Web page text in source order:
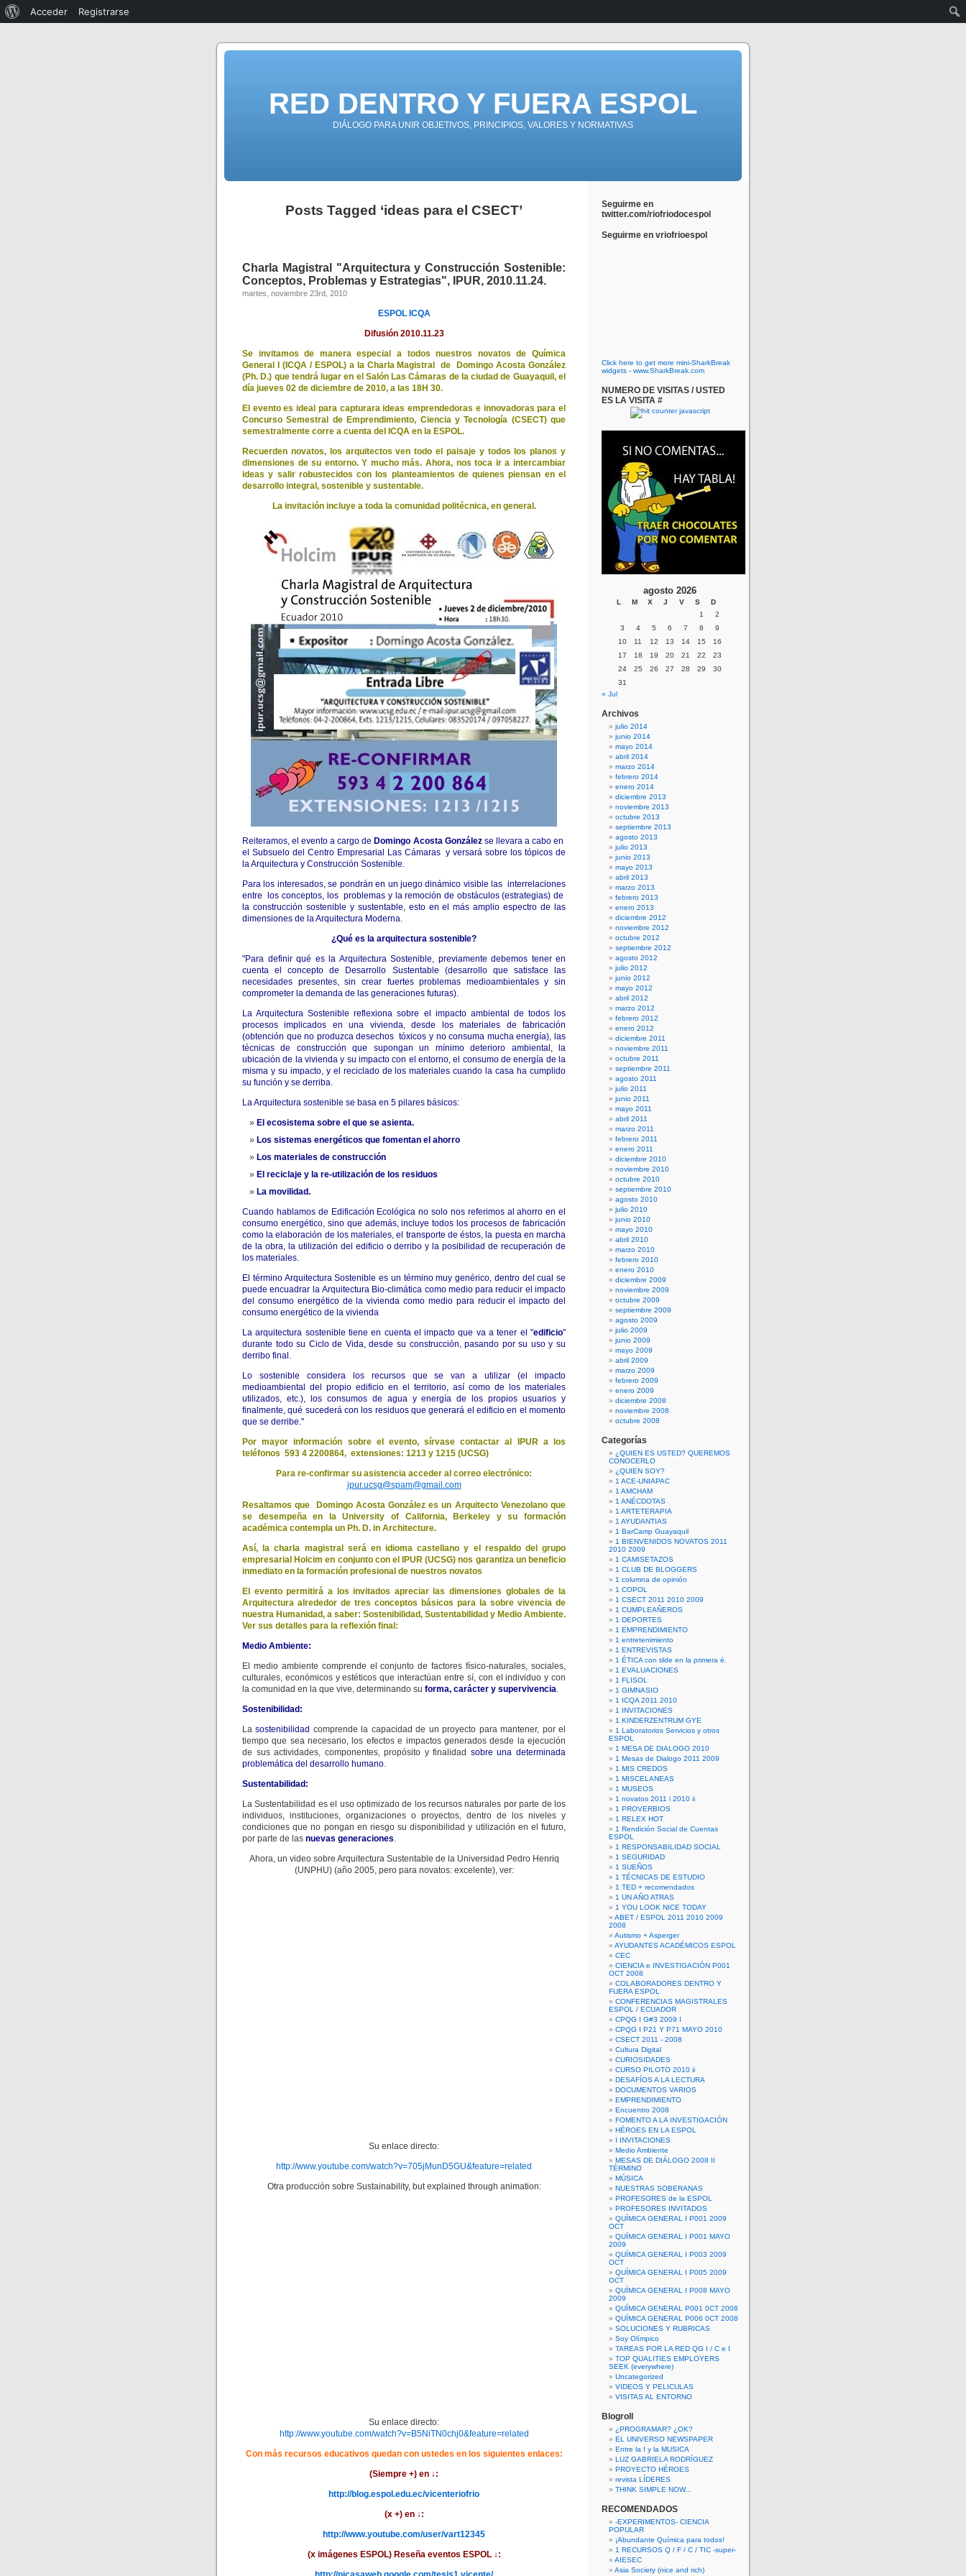
RED DENTRO Y FUERA ESPOL
DIÁLOGO PARA UNIR OBJETIVOS, PRINCIPIOS, VALORES Y NORMATIVAS
Posts Tagged ‘ideas para el CSECT’
Charla Magistral "Arquitectura y Construcción Sostenible:
Conceptos, Problemas y Estrategias", IPUR, 2010.11.24.
martes, noviembre 23rd, 2010
ESPOL ICQA
Difusión 2010.11.23
Se invitamos de manera especial a todos nuestros novatos de Química
General I (ICQA / ESPOL) a la Charla Magistral de Domingo Acosta González
(Ph. D.) que tendrá lugar en el Salón Las Cámaras de la ciudad de Guayaquil, el
día jueves 02 de diciembre de 2010, a las 18H 30.
El evento es ideal para capturara ideas emprendedoras e innovadoras para el
Concurso Semestral de Emprendimiento, Ciencia y Tecnología (CSECT) que
semestralmente corre a cuenta del ICQA en la ESPOL.
Recuerden novatos, los arquitectos ven todo el paisaje y todos los planos y
dimensiones de su entorno. Y mucho más. Ahora, nos toca ir a intercambiar
ideas y salir robustecidos con los planteamientos de quienes piensan en el
desarrollo integral, sostenible y sustentable.
La invitación incluye a toda la comunidad politécnica, en general.
Reiteramos, el evento a cargo de Domingo Acosta González se llevara a cabo en
el Subsuelo del Centro Empresarial Las Cámaras y versará sobre los tópicos de
la Arquitectura y Construcción Sostenible.
Para los interesados, se pondrán en un juego dinámico visible las interrelaciones
entre los conceptos, los problemas y la remoción de obstáculos (estrategias) de
la construcción sostenible y sustentable, esto en el más amplio espectro de las
dimensiones de la Arquitectura Moderna.
¿Qué es la arquitectura sostenible?
"Para definir qué es la Arquitectura Sostenible, previamente debemos tener en
cuenta el concepto de Desarrollo Sustentable (desarrollo que satisface las
necesidades presentes, sin crear fuertes problemas medioambientales y sin
comprometer la demanda de las generaciones futuras).
La Arquitectura Sostenible reflexiona sobre el impacto ambiental de todos los
procesos implicados en una vivienda, desde los materiales de fabricación
(obtención que no produzca desechos tóxicos y no consuma mucha energía), las
técnicas de construcción que supongan un mínimo deterioro ambiental, la
ubicación de la vivienda y su impacto con el entorno, el consumo de energía de la
misma y su impacto, y el reciclado de los materiales cuando la casa ha cumplido
su función y se derriba.
La Arquitectura sostenible se basa en 5 pilares básicos:
El ecosistema sobre el que se asienta.
Los sistemas energéticos que fomentan el ahorro
Los materiales de construcción
El reciclaje y la re-utilización de los residuos
La movilidad.
Cuando hablamos de Edificación Ecológica no solo nos referimos al ahorro en el
consumo energético, sino que además, incluye todos los procesos de fabricación
como la elaboración de los materiales, el transporte de éstos, la puesta en marcha
de la obra, la utilización del edificio o derribo y la posibilidad de recuperación de
los materiales.
El término Arquitectura Sostenible es un término muy genérico, dentro del cual se
puede encuadrar la Arquitectura Bio-climática como medio para reducir el impacto
del consumo energético de la vivienda como medio para reducir el impacto del
consumo energético de la vivienda
La arquitectura sostenible tiene en cuenta el impacto que va a tener el "edificio"
durante todo su Ciclo de Vida, desde su construcción, pasando por su uso y su
derribo final.
Lo sostenible considera los recursos que se van a utilizar (el impacto
medioambiental del propio edificio en el territorio, así como de los materiales
utilizados, etc.), los consumos de agua y energía de los propios usuarios y
finalmente, qué sucederá con los residuos que generará el edificio en el momento
que se derribe."
Por mayor información sobre el evento, sírvase contactar al IPUR a los
teléfonos 593 4 2200864, extensiones: 1213 y 1215 (UCSG)
Para re-confirmar su asistencia acceder al correo electrónico:
ipur.ucsg@spam@gmail.com
Resaltamos que Domingo Acosta González es un Arquitecto Venezolano que
se desempeña en la University of California, Berkeley y su formación
académica contempla un Ph. D. in Architecture.
Así, la charla magistral será en idioma castellano y el respaldo del grupo
empresarial Holcim en conjunto con el IPUR (UCSG) nos garantiza un beneficio
inmediato en la formación profesional de nuestros novatos
El evento permitirá a los invitados apreciar las dimensiones globales de la
Arquitectura alrededor de tres conceptos básicos para la sobre vivencia de
nuestra Humanidad, a saber: Sostenibilidad, Sustentabilidad y Medio Ambiente.
Ver sus detalles para la reflexión final:
Medio Ambiente:
El medio ambiente comprende el conjunto de factores físico-naturales, sociales,
culturales, económicos y estéticos que interactúan entre sí, con el individuo y con
la comunidad en la que vive, determinando su forma, carácter y supervivencia.
Sostenibilidad:
Lasostenibilidad comprende la capacidad de un proyecto para mantener, por el
tiempo que sea necesario, los efectos e impactos generados desde la ejecución
de sus actividades, componentes, propósito y finalidad sobre una determinada
problemática del desarrollo humano.
Sustentabilidad:
La Sustentabilidad es el uso optimizado de los recursos naturales por parte de los
individuos, instituciones, organizaciones o proyectos, dentro de los niveles y
condiciones que no pongan en riesgo su disponibilidad y utilización en el futuro,
por parte de las nuevas generaciones.
Ahora, un video sobre Arquitectura Sustentable de la Universidad Pedro Henriq
(UNPHU) (año 2005, pero para novatos: excelente), ver:
Su enlace directo:
http://www.youtube.com/watch?v=705jMunD5GU&feature=related
Otra producción sobre Sustainability, but explained through animation:
Su enlace directo:
http://www.youtube.com/watch?v=B5NiTN0chj0&feature=related
Con más recursos educativos quedan con ustedes en los siguientes enlaces:
(Siempre +) en ↓:
http://blog.espol.edu.ec/vicenteriofrio
(x +) en ↓:
http://www.youtube.com/user/vart12345
(x imágenes ESPOL) Reseña eventos ESPOL ↓:
Seguirme en
twitter.com/riofriodocespol
Seguirme en vriofrioespol
Click here to get more mini-SharkBreak
widgets - www.SharkBreak.com
NUMERO DE VISITAS / USTED
ES LA VISITA #
agosto 2026
L M X J V S
D
1
2
3
4 5 6 7 8
9
10
11 12 13 14 15
16
17
18 19 20 21 22
23
24
25 26 27 28 29
30
31
« Jul
Archivos
julio 2014
junio 2014
mayo 2014
abril 2014
marzo 2014
febrero 2014
enero 2014
diciembre 2013
noviembre 2013
octubre 2013
septiembre 2013
agosto 2013
julio 2013
junio 2013
mayo 2013
abril 2013
marzo 2013
febrero 2013
enero 2013
diciembre 2012
noviembre 2012
octubre 2012
septiembre 2012
agosto 2012
julio 2012
junio 2012
mayo 2012
abril 2012
marzo 2012
febrero 2012
enero 2012
diciembre 2011
noviembre 2011
octubre 2011
septiembre 2011
agosto 2011
julio 2011
junio 2011
mayo 2011
abril 2011
marzo 2011
febrero 2011
enero 2011
diciembre 2010
noviembre 2010
octubre 2010
septiembre 2010
agosto 2010
julio 2010
junio 2010
mayo 2010
abril 2010
marzo 2010
febrero 2010
enero 2010
diciembre 2009
noviembre 2009
octubre 2009
septiembre 2009
agosto 2009
julio 2009
junio 2009
mayo 2009
abril 2009
marzo 2009
febrero 2009
enero 2009
diciembre 2008
noviembre 2008
octubre 2008
Categorías
¿QUIEN ES USTED? QUEREMOS
CONOCERLO
¿QUIEN SOY?
1 ACE-UNIAPAC
1 AMCHAM
1 ANÉCDOTAS
1 ARTETERAPIA
1 AYUDANTIAS
1 BarCamp Guayaquil
1 BIENVENIDOS NOVATOS 2011
2010 2009
1 CAMISETAZOS
1 CLUB DE BLOGGERS
1 columna de opinión
1 COPOL
1 CSECT 2011 2010 2009
1 CUMPLEAÑEROS
1 DEPORTES
1 EMPRENDIMIENTO
1 entretenimiento
1 ENTREVISTAS
1 ÉTICA con tilde en la primera é.
1 EVALUACIONES
1 FLISOL
1 GIMNASIO
1 ICQA 2011 2010
1 INVITACIONES
1 KINDERZENTRUM GYE
1 Laboratorios Servicios y otros
ESPOL
1 MESA DE DIALOGO 2010
1 Mesas de Dialogo 2011 2009
1 MIS CREDOS
1 MISCELANEAS
1 MUSEOS
1 novatos 2011 i 2010 ii
1 PROVERBIOS
1 RELEX HOT
1 Rendición Social de Cuentas
ESPOL
1 RESPONSABILIDAD SOCIAL
1 SEGURIDAD
1 SUEÑOS
1 TÉCNICAS DE ESTUDIO
1 TED + recomendados
1 UN AÑO ATRAS
1 YOU LOOK NICE TODAY
ABET / ESPOL 2011 2010 2009
2008
Autismo + Asperger
AYUDANTES ACADÉMICOS ESPOL
CEC
CIENCIA e INVESTIGACIÓN P001
OCT 2008
COLABORADORES DENTRO Y
FUERA ESPOL
CONFERENCIAS MAGISTRALES
ESPOL / ECUADOR
CPQG I G#3 2009 I
CPQG I P21 Y P71 MAYO 2010
CSECT 2011 - 2008
Cultura Digital
CURIOSIDADES
CURSO PILOTO 2010 ii
DESAFÍOS A LA LECTURA
DOCUMENTOS VARIOS
EMPRENDIMIENTO
Encuentro 2008
FOMENTO A LA INVESTIGACIÓN
HÉROES EN LA ESPOL
I INVITACIONES
Medio Ambiente
MESAS DE DIÁLOGO 2008 II
TÉRMINO
MÚSICA
NUESTRAS SOBERANAS
PROFESORES de la ESPOL
PROFESORES INVITADOS
QUÍMICA GENERAL I P001 2009
OCT
QUÍMICA GENERAL I P001 MAYO
2009
QUÍMICA GENERAL I P003 2009
OCT
QUÍMICA GENERAL I P005 2009
OCT
QUÍMICA GENERAL I P008 MAYO
2009
QUÍMICA GENERAL P001 0CT 2008
QUÍMICA GENERAL P006 0CT 2008
SOLUCIONES Y RUBRICAS
Soy Olímpico
TAREAS POR LA RED QG I / C e I
TOP QUALITIES EMPLOYERS
SEEK (everywhere)
Uncategorized
VIDEOS Y PELICULAS
VISITAS AL ENTORNO
Blogroll
¿PROGRAMAR? ¿OK?
EL UNIVERSO NEWSPAPER
Entre la I y la MUSICA
LUZ GABRIELA RODRÍGUEZ
PROYECTO HÉROES
revista LÍDERES
THINK SIMPLE NOW...
RECOMENDADOS
-EXPERIMENTOS- CIENCIA
POPULAR
¡Abundante Química para todos!
1 RECURSOS Q / F / C / TIC -super-
AIESEC
Asia Society (nice and rich)
Acceder Registrarse